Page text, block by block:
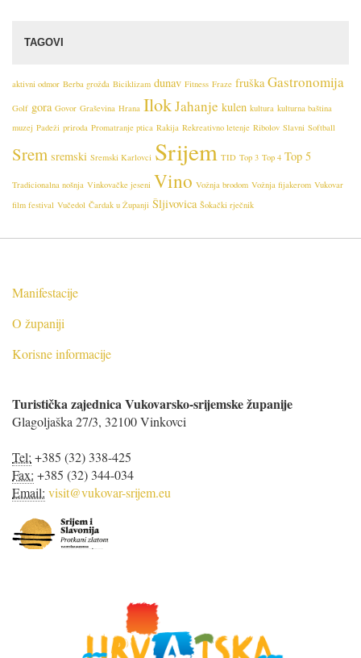
TAGOVI
aktivni odmor Berba grožđa Biciklizam dunav Fitness Fraze fruška Gastronomija
Golf gora Govor Graševina Hrana IlokJahanje kulen kultura kulturna baština
muzej Padeži priroda Promatranje ptica Rakija Rekreativno letenje Ribolov Slavni Softball
Srem sremski Sremski Karlovci Srijem TID Top 3 Top 4 Top 5
Tradicionalna nošnja Vinkovačke jeseni Vino Vožnja brodom Vožnja fijakerom Vukovar
film festival Vučedol Čardak u Županji Šljivovica Šokački rječnik
Manifestacije
O županiji
Korisne informacije
Turistička zajednica Vukovarsko-srijemske županije
Glagoljaška 27/3, 32100 Vinkovci
Tel: +385 (32) 338-425
Fax: +385 (32) 344-034
Email: visit@vukovar-srijem.eu
r